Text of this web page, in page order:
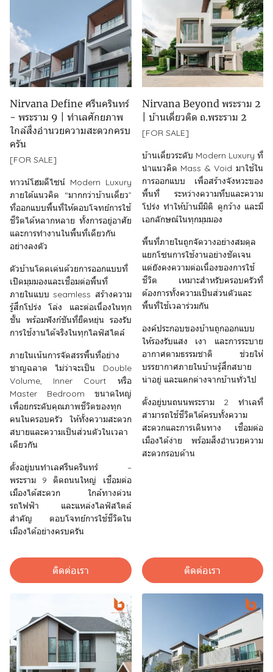
Nirvana Define ศรีนครินทร์
- พระราม 9 | ทำเลศักยภาพ
ใกล้สิ่งอำนวยความสะดวกครบ
ครัน
[FOR SALE]
ทาวน์โฮมดีไซน์ Modern Luxury
ภายใต้แนวคิด “มากกว่าบ้านเดี่ยว”
ที่ออกแบบพื้นที่ให้ตอบโจทย์การใช้
ชีวิตได้หลากหลาย ทั้งการอยู่อาศัย
และการทำงานในพื้นที่เดียวกัน
อย่างลงตัว
ตัวบ้านโดดเด่นด้วยการออกแบบที่
เปิดมุมมองและเชื่อมต่อพื้นที่
ภายในแบบ seamless สร้างความ
รู้สึกโปร่ง โล่ง และต่อเนื่องในทุก
ชั้น พร้อมฟังก์ชันที่ยืดหยุ่น รองรับ
การใช้งานได้จริงในทุกไลฟ์สไตล์
ภายในเน้นการจัดสรรพื้นที่อย่าง
ชาญฉลาด ไม่ว่าจะเป็น Double
Volume, Inner Court หรือ
Master Bedroom ขนาดใหญ่
เพื่อยกระดับคุณภาพชีวิตของทุก
คนในครอบครัว ให้ทั้งความสะดวก
สบายและความเป็นส่วนตัวในเวลา
เดียวกัน
ตั้งอยู่บนทำเลศรีนครินทร์ –
พระราม 9 ติดถนนใหญ่ เชื่อมต่อ
เมืองได้สะดวก ใกล้ทางด่วน
รถไฟฟ้า และแหล่งไลฟ์สไตล์
สำคัญ ตอบโจทย์การใช้ชีวิตใน
เมืองได้อย่างครบครัน
ติดต่อเรา
Nirvana Beyond พระราม 2
| บ้านเดี่ยวติด ถ.พระราม 2
[FOR SALE]
บ้านเดี่ยวระดับ Modern Luxury ที่
นำแนวคิด Mass & Void มาใช้ใน
การออกแบบ เพื่อสร้างจังหวะของ
พื้นที่ ระหว่างความทึบและความ
โปร่ง ทำให้บ้านมีมิติ ดูกว้าง และมี
เอกลักษณ์ในทุกมุมมอง
พื้นที่ภายในถูกจัดวางอย่างสมดุล
แยกโซนการใช้งานอย่างชัดเจน
แต่ยังคงความต่อเนื่องของการใช้
ชีวิต เหมาะสำหรับครอบครัวที่
ต้องการทั้งความเป็นส่วนตัวและ
พื้นที่ใช้เวลาร่วมกัน
องค์ประกอบของบ้านถูกออกแบบ
ให้รองรับแสง เงา และการระบาย
อากาศตามธรรมชาติ ช่วยให้
บรรยากาศภายในบ้านรู้สึกสบาย
น่าอยู่ และแตกต่างจากบ้านทั่วไป
ตั้งอยู่บนถนนพระราม 2 ทำเลที่
สามารถใช้ชีวิตได้ครบทั้งความ
สะดวกและการเดินทาง เชื่อมต่อ
เมืองได้ง่าย พร้อมสิ่งอำนวยความ
สะดวกรอบด้าน
ติดต่อเรา